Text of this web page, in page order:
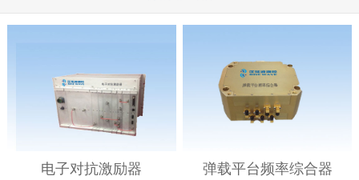
电子对抗激励器 弹载平台频率综合器